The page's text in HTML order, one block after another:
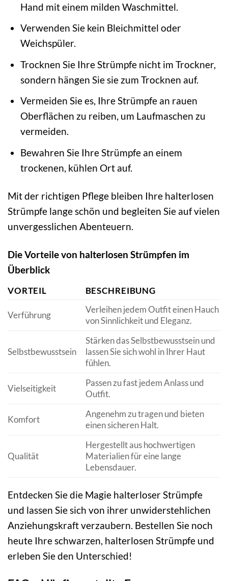
Hand mit einem milden Waschmittel.
Verwenden Sie kein Bleichmittel oder
Weichspüler.
Trocknen Sie Ihre Strümpfe nicht im Trockner,
sondern hängen Sie sie zum Trocknen auf.
Vermeiden Sie es, Ihre Strümpfe an rauen
Oberflächen zu reiben, um Laufmaschen zu
vermeiden.
Bewahren Sie Ihre Strümpfe an einem
trockenen, kühlen Ort auf.
Mit der richtigen Pflege bleiben Ihre halterlosen
Strümpfe lange schön und begleiten Sie auf vielen
unvergesslichen Abenteuern.
Die Vorteile von halterlosen Strümpfen im
Überblick
VORTEIL BESCHREIBUNG
Verführung
Verleihen jedem Outfit einen Hauch
von Sinnlichkeit und Eleganz.
Selbstbewusstsein
Stärken das Selbstbewusstsein und
lassen Sie sich wohl in Ihrer Haut
fühlen.
Vielseitigkeit
Passen zu fast jedem Anlass und
Outfit.
Komfort
Angenehm zu tragen und bieten
einen sicheren Halt.
Qualität
Hergestellt aus hochwertigen
Materialien für eine lange
Lebensdauer.
Entdecken Sie die Magie halterloser Strümpfe
und lassen Sie sich von ihrer unwiderstehlichen
Anziehungskraft verzaubern. Bestellen Sie noch
heute Ihre schwarzen, halterlosen Strümpfe und
erleben Sie den Unterschied!